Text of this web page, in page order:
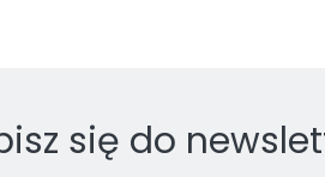
się do